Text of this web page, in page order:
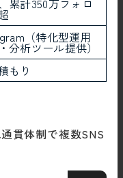
累計350万フォロ
（特化型運用
分析ツール提供）
もり
貫体制で複数SNS